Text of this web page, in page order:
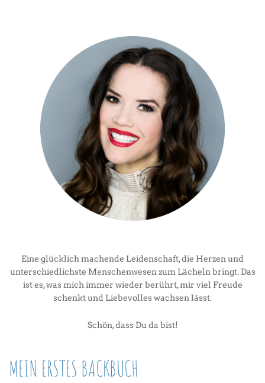
Eine glücklich machende Leidenschaft, die Herzen und
unterschiedlichste Menschenwesen zum Lächeln bringt. Das
ist es, was mich immer wieder berührt, mir viel Freude
schenkt und Liebevolles wachsen lässt.
Schön, dass Du da bist!
MEIN ERSTES BACKBUCH